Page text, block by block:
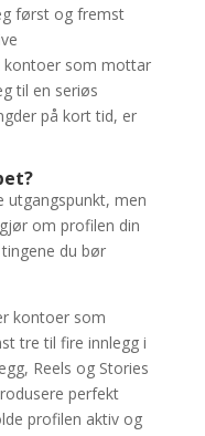
først og fremst
kontoer som mottar
til en seriøs
på kort tid, er
utgangspunkt, men
om profilen din
du bør
kontoer som
tre til fire innlegg i
Reels og Stories
perfekt
profilen aktiv og